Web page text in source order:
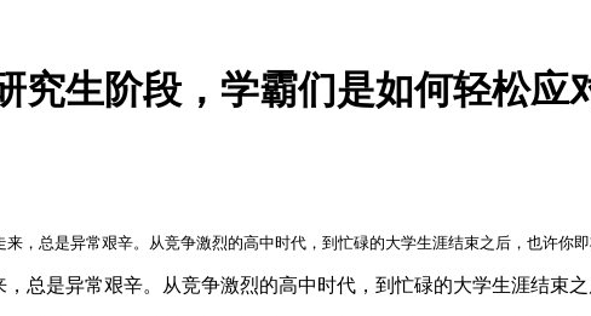
究生阶段，学霸们是如何轻松应
来，总是异常艰辛。从竞争激烈的高中时代，到忙碌的大学生涯结束之后，也许你
总是异常艰辛。从竞争激烈的高中时代，到忙碌的大学生涯结束